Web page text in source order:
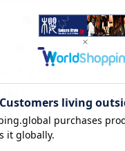
マイページ
に基づく表示